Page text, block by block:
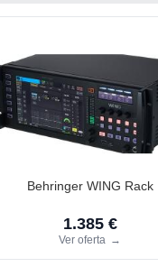
Behringer WING Rack
1.385 €
Ver oferta →